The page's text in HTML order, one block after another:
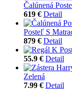
Čalúnená
619 € Detail
Posteľ S
879 € Detail
55.9 € Detail
Zelená
7.99 € Detail